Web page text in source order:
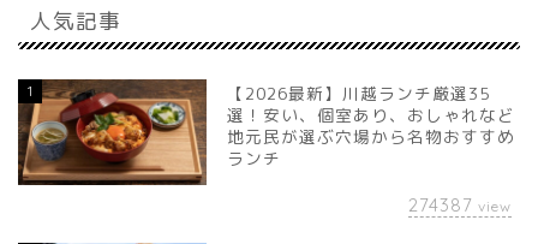
人気記事
1
【2026最新】川越ランチ厳選35
選！安い、個室あり、おしゃれなど
地元民が選ぶ穴場から名物おすすめ
ランチ
274387 view